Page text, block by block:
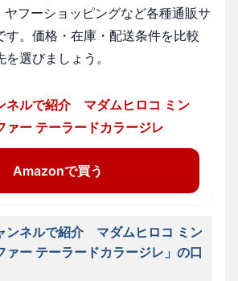
フーショッピングなど各種通販サ
す。価格・在庫・配送条件を比較
選びましょう。
ネルで紹介 マダムヒロコ ミン
ァー テーラードカラージレ
Amazonで買う
ンネルで紹介 マダムヒロコ ミン
ァー テーラードカラージレ」の口